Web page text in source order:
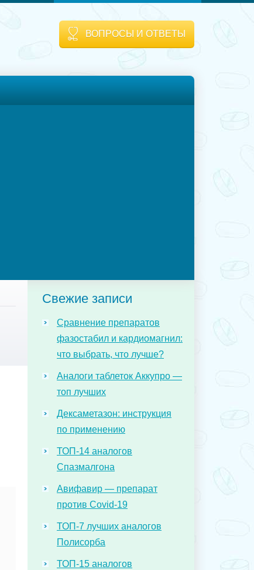
ВОПРОСЫ И ОТВЕТЫ
Свежие записи
Сравнение препаратов
фазостабил и кардиомагнил:
что выбрать, что лучше?
Аналоги таблеток Аккупро —
топ лучших
Дексаметазон: инструкция
по применению
ТОП-14 аналогов
Спазмалгона
Авифавир — препарат
против Covid-19
ТОП-7 лучших аналогов
Полисорба
ТОП-15 аналогов